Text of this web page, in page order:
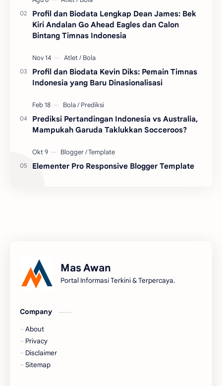
Profil dan Biodata Lengkap Dean James: Bek
Kiri Andalan Go Ahead Eagles dan Calon
Bintang Timnas Indonesia
Profil dan Biodata Kevin Diks: Pemain Timnas
Indonesia yang Baru Dinasionalisasi
Prediksi Pertandingan Indonesia vs Australia,
Mampukah Garuda Taklukkan Socceroos?
Elementer Pro Responsive Blogger Template
Mas Awan
Portal Informasi Terkini & Terpercaya.
Company
About
Privacy
Disclaimer
Sitemap